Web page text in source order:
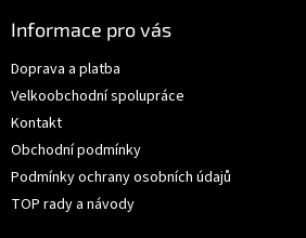
Informace pro vás
Doprava a platba
Velkoobchodní spolupráce
Kontakt
Obchodní podmínky
Podmínky ochrany osobních údajů
TOP rady a návody